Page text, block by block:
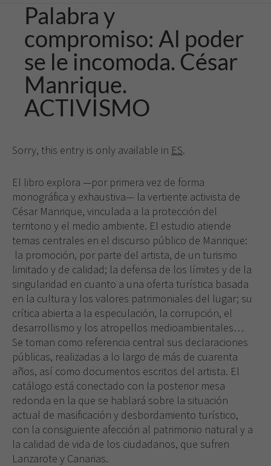
Palabra y
compromiso: Al poder
se le incomoda. César
Manrique.
ACTIVISMO
Sorry, this entry is only available in ES.
El libro explora —por primera vez de forma
monográfica y exhaustiva— la vertiente activista de
César Manrique, vinculada a la protección del
territorio y el medio ambiente. El estudio atiende
temas centrales en el discurso público de Manrique:
la promoción, por parte del artista, de un turismo
limitado y de calidad; la defensa de los límites y de la
singularidad en cuanto a una oferta turística basada
en la cultura y los valores patrimoniales del lugar; su
crítica abierta a la especulación, la corrupción, el
desarrollismo y los atropellos medioambientales…
Se toman como referencia central sus declaraciones
públicas, realizadas a lo largo de más de cuarenta
años, así como documentos escritos del artista. El
catálogo está conectado con la posterior mesa
redonda en la que se hablará sobre la situación
actual de masificación y desbordamiento turístico,
con la consiguiente afección al patrimonio natural y a
la calidad de vida de los ciudadanos, que sufren
Lanzarote y Canarias.